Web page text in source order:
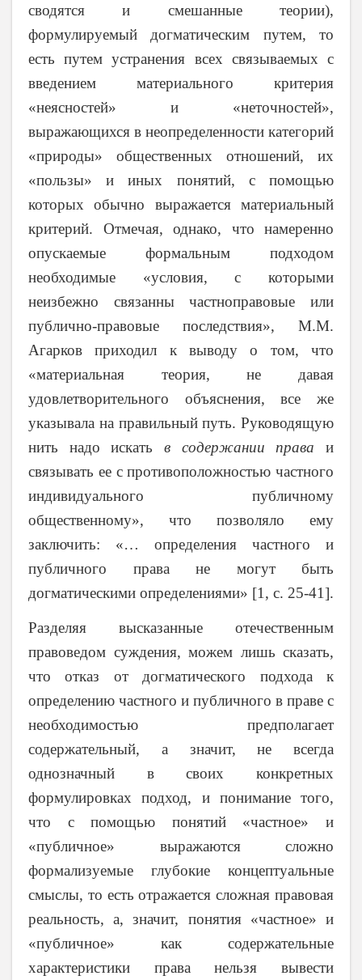
сводятся и смешанные теории),
формулируемый догматическим путем, то
есть путем устранения всех связываемых с
введением материального критерия
«неясностей» и «неточностей»,
выражающихся в неопределенности категорий
«природы» общественных отношений, их
«пользы» и иных понятий, с помощью
которых обычно выражается материальный
критерий. Отмечая, однако, что намеренно
опускаемые формальным подходом
необходимые «условия, с которыми
неизбежно связанны частноправовые или
публично-правовые последствия», М.М.
Агарков приходил к выводу о том, что
«материальная теория, не давая
удовлетворительного объяснения, все же
указывала на правильный путь. Руководящую
нить надо искать в содержании права и
связывать ее с противоположностью частного
индивидуального публичному
общественному», что позволяло ему
заключить: «… определения частного и
публичного права не могут быть
догматическими определениями» [1, с. 25-41].
Разделяя высказанные отечественным
правоведом суждения, можем лишь сказать,
что отказ от догматического подхода к
определению частного и публичного в праве с
необходимостью предполагает
содержательный, а значит, не всегда
однозначный в своих конкретных
формулировках подход, и понимание того,
что с помощью понятий «частное» и
«публичное» выражаются сложно
формализуемые глубокие концептуальные
смыслы, то есть отражается сложная правовая
реальность, а, значит, понятия «частное» и
«публичное» как содержательные
характеристики права нельзя вывести